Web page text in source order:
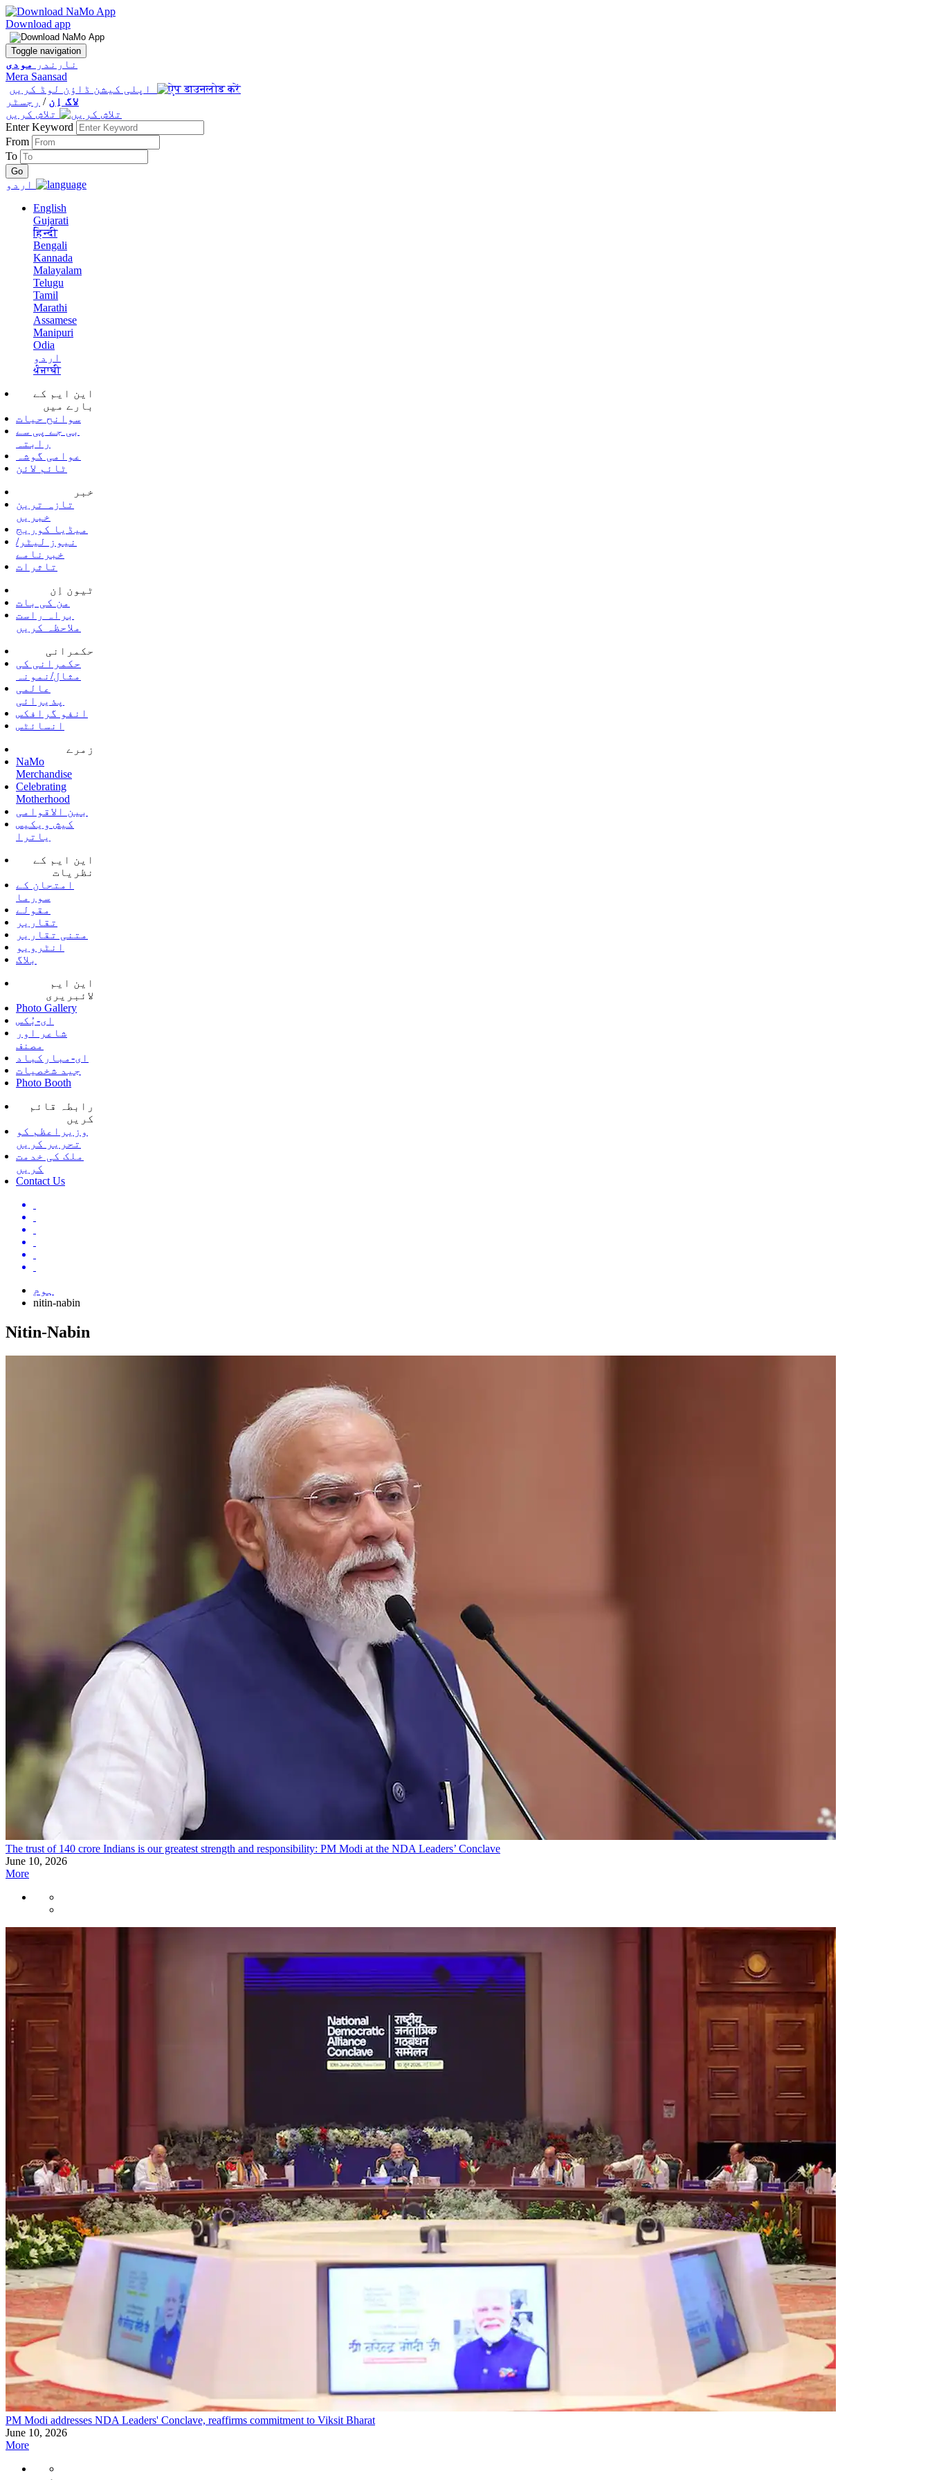
Download app
Toggle navigation
نارندر
مودی
Mera Saansad
اپلی کیشن ڈاؤن لوڈ کریں
لاگ اِن / رجسٹر
Enter Keyword
From
To
English
Gujarati
हिन्दी
Bengali
Kannada
Malayalam
Telugu
Tamil
Marathi
Assamese
Manipuri
Odia
اردو
ਪੰਜਾਬੀ
این ایم کے
بارے میں
سوانح حیات
بی جے پی سے
رابتہ
عوامی گوشہ
ٹائم لائن
خبر
تازہ ترین
خبریں
میڈیا کوریج
نیوز لیٹر/
خبرنامے
تاثرات
ٹیون اِن
من کی بات
براہ راست
ملاحظہ کریں
حکمرانی
حکمرانی کی
مثال/نمونہ
عالمی
پذیرائی
انفو گرافکس
انسائٹس
زمرے
NaMo
Merchandise
Celebrating
Motherhood
بین الاقوامی
کیش ویکیس
یاترا
این ایم کے
نظریات
امتحان کے
سورما
مقولے
تقاریر
متنی تقاریر
انٹرویو
بلاگ
این ایم
لائبریری
Photo Gallery
ای-بُکس
شاعر اور
مصنف
ای-مبارکباد
جید شخصیات
Photo Booth
رابطہ قائم
کریں
وزیراعظم کو
تحریر کریں
ملک کی خدمت
کریں
Contact Us
ہوم
nitin-nabin
Nitin-Nabin
The trust of 140 crore Indians is our greatest strength and responsibility: PM Modi at the NDA Leaders’ Conclave
June 10, 2026
More
PM Modi addresses NDA Leaders' Conclave, reaffirms commitment to Viksit Bharat
June 10, 2026
More